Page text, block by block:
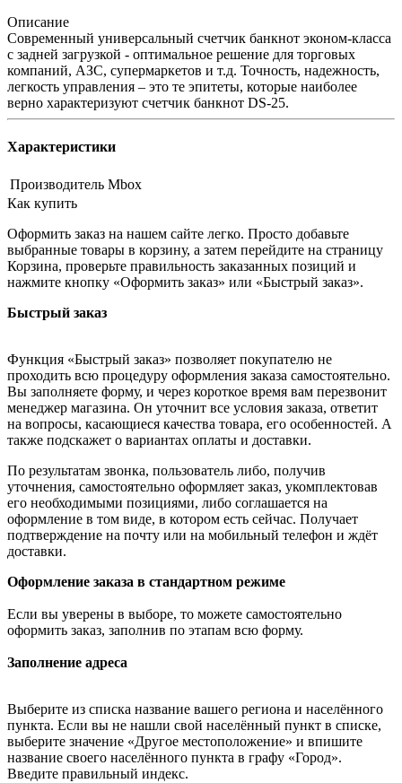
Описание
Современный универсальный счетчик банкнот эконом-класса
с задней загрузкой - оптимальное решение для торговых
компаний, АЗС, супермаркетов и т.д. Точность, надежность,
легкость управления – это те эпитеты, которые наиболее
верно характеризуют счетчик банкнот DS-25.
Характеристики
Производитель Mbox
Как купить
Оформить заказ на нашем сайте легко. Просто добавьте
выбранные товары в корзину, а затем перейдите на страницу
Корзина, проверьте правильность заказанных позиций и
нажмите кнопку «Оформить заказ» или «Быстрый заказ».
Быстрый заказ
Функция «Быстрый заказ» позволяет покупателю не
проходить всю процедуру оформления заказа самостоятельно.
Вы заполняете форму, и через короткое время вам перезвонит
менеджер магазина. Он уточнит все условия заказа, ответит
на вопросы, касающиеся качества товара, его особенностей. А
также подскажет о вариантах оплаты и доставки.
По результатам звонка, пользователь либо, получив
уточнения, самостоятельно оформляет заказ, укомплектовав
его необходимыми позициями, либо соглашается на
оформление в том виде, в котором есть сейчас. Получает
подтверждение на почту или на мобильный телефон и ждёт
доставки.
Оформление заказа в стандартном режиме
Если вы уверены в выборе, то можете самостоятельно
оформить заказ, заполнив по этапам всю форму.
Заполнение адреса
Выберите из списка название вашего региона и населённого
пункта. Если вы не нашли свой населённый пункт в списке,
выберите значение «Другое местоположение» и впишите
название своего населённого пункта в графу «Город».
Введите правильный индекс.